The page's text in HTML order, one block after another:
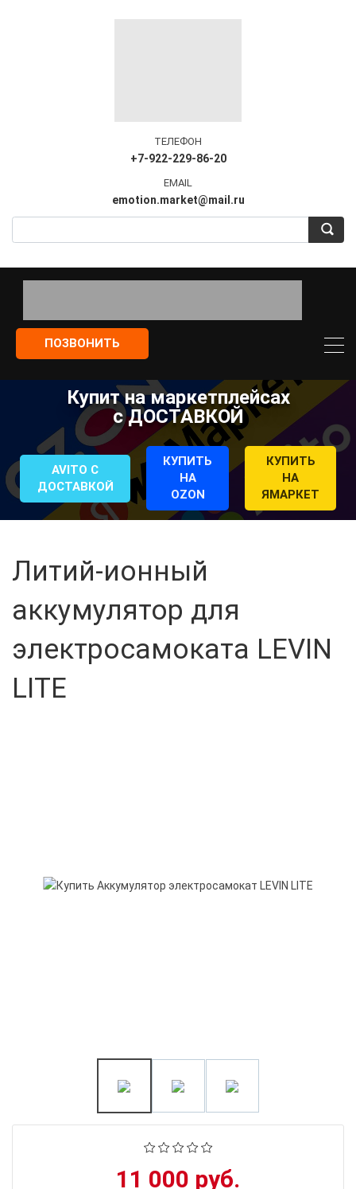
ТЕЛЕФОН
+7-922-229-86-20
EMAIL
emotion.market@mail.ru
ПОЗВОНИТЬ
Купит на маркетплейсах
с ДОСТАВКОЙ
AVITO С
ДОСТАВКОЙ
КУПИТЬ
НА
OZON
КУПИТЬ
НА
ЯМАРКЕТ
Литий-ионный
аккумулятор для
электросамоката LEVIN
LITE
11 000 руб.